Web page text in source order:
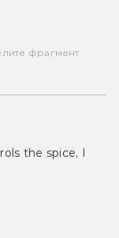
фрагмент
the spice, I